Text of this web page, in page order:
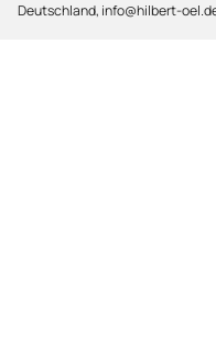
Deutschland, info@hilbert-